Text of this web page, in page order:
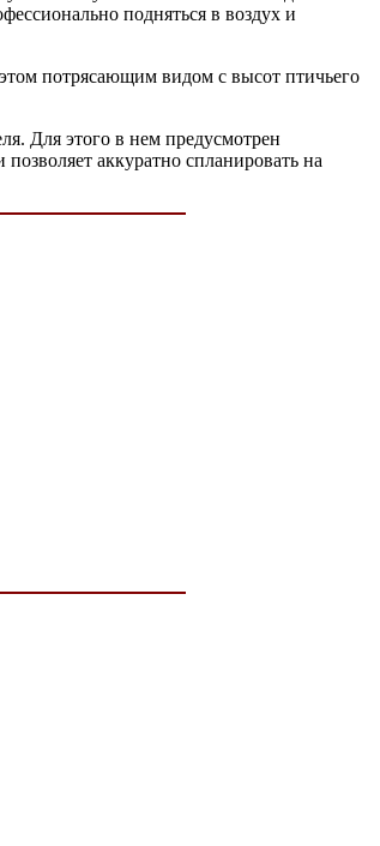
подняться в воздух и
потрясающим видом с высот птичьего
Для этого в нем предусмотрен
аккуратно спланировать на